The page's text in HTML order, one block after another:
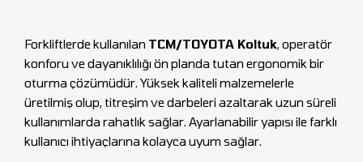
Forkliftlerde kullanılan TCM/TOYOTA Koltuk, operatör
konforu ve dayanıklılığı ön planda tutan ergonomik bir
oturma çözümüdür. Yüksek kaliteli malzemelerle
üretilmiş olup, titreşim ve darbeleri azaltarak uzun süreli
kullanımlarda rahatlık sağlar. Ayarlanabilir yapısı ile farklı
kullanıcı ihtiyaçlarına kolayca uyum sağlar.